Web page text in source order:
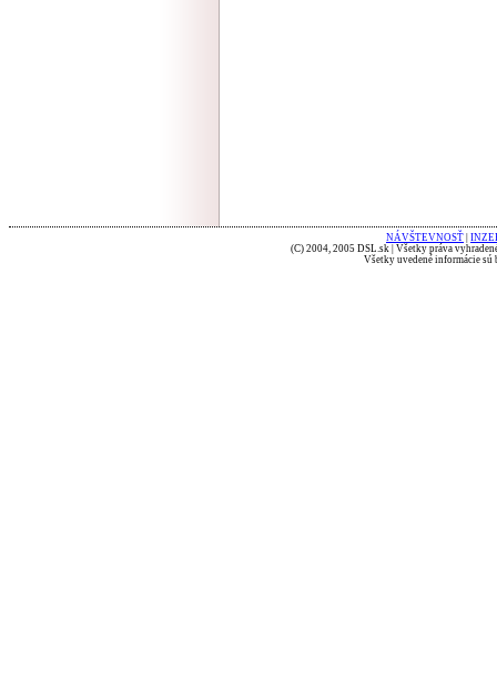
NÁVŠTEVNOSŤ
(C) 2004, 2005 DSL.sk | Všetky práva
Všetky uvedené informácie sú